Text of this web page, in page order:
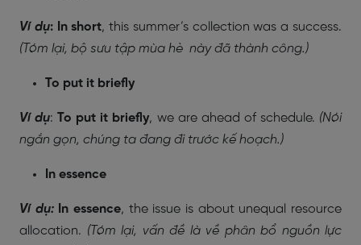
Ví dụ: In short, this summer’s collection was a success.
(Tóm lại, bộ sưu tập mùa hè này đã thành công.)
To put it briefly
Ví dụ:To put it briefly, we are ahead of schedule. (Nói
ngắn gọn, chúng ta đang đi trước kế hoạch.)
In essence
Ví dụ: In essence, the issue is about unequal resource
allocation. (Tóm lại, vấn đề là về phân bổ nguồn lực